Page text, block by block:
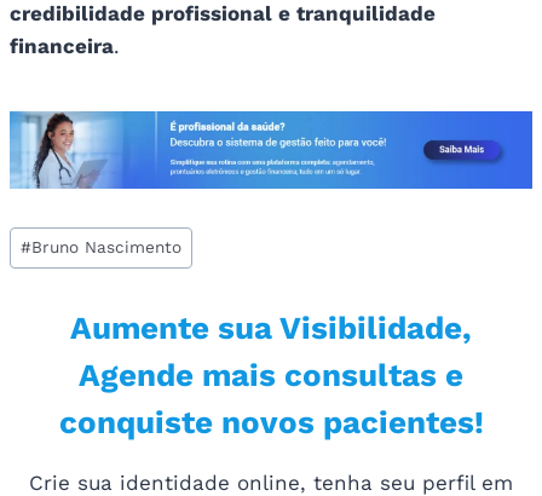
credibilidade profissional e tranquilidade
financeira.
Tags
do
#Bruno Nascimento
Aumente sua Visibilidade,
Agende mais consultas e
conquiste novos pacientes!
Crie sua identidade online, tenha seu perfil em